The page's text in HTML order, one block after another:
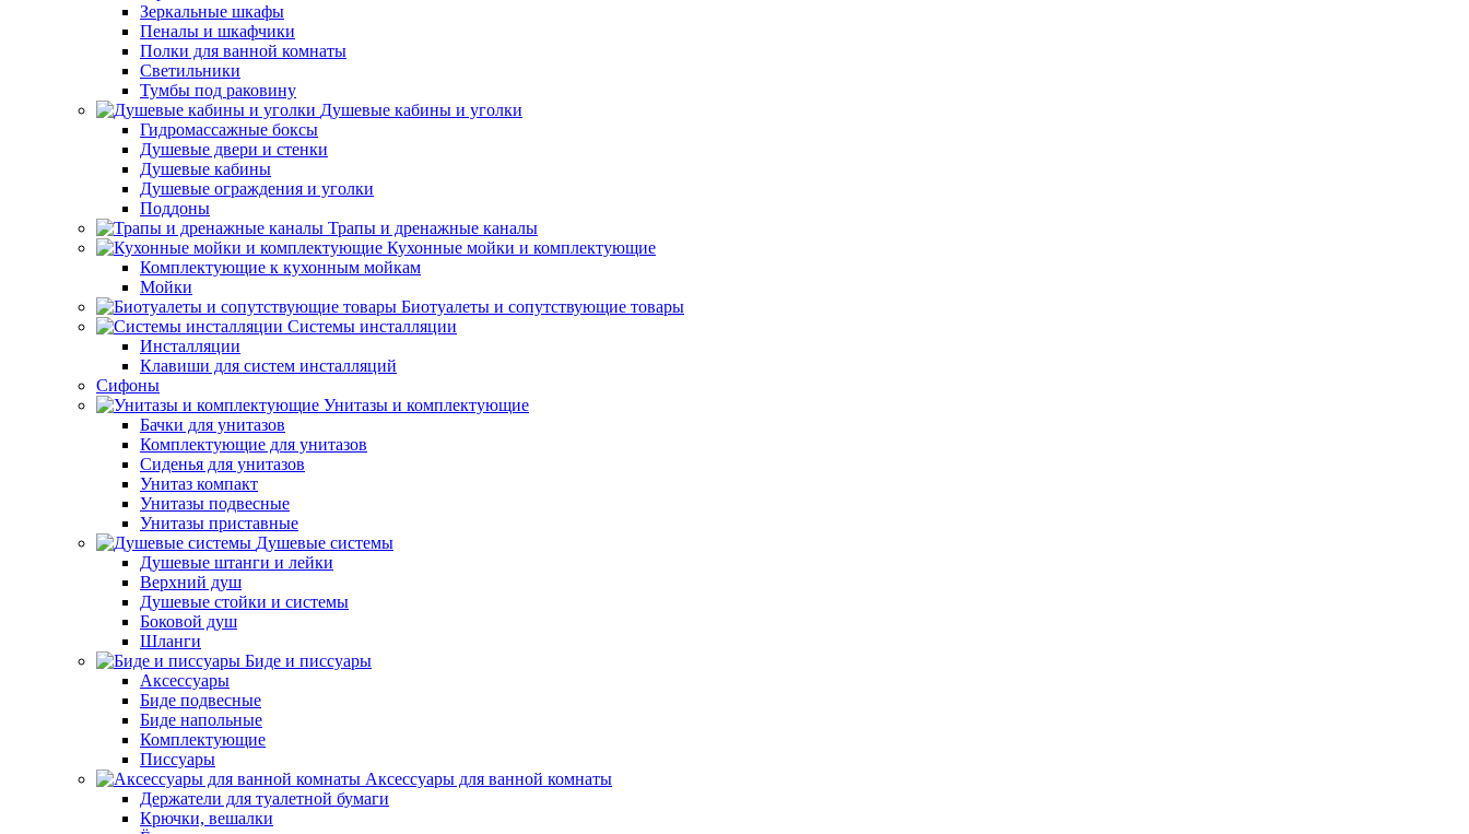
Зеркальные шкафы
Пеналы и шкафчики
Полки для ванной комнаты
Светильники
Тумбы под раковину
Душевые кабины и уголки
Гидромассажные боксы
Душевые двери и стенки
Душевые кабины
Душевые ограждения и уголки
Поддоны
Трапы и дренажные каналы
Кухонные мойки и комплектующие
Комплектующие к кухонным мойкам
Мойки
Биотуалеты и сопутствующие товары
Системы инсталляции
Инсталляции
Клавиши для систем инсталляций
Сифоны
Унитазы и комплектующие
Бачки для унитазов
Комплектующие для унитазов
Сиденья для унитазов
Унитаз компакт
Унитазы подвесные
Унитазы приставные
Душевые системы
Душевые штанги и лейки
Верхний душ
Душевые стойки и системы
Боковой душ
Шланги
Биде и писсуары
Аксессуары
Биде подвесные
Биде напольные
Комплектующие
Писсуары
Аксессуары для ванной комнаты
Держатели для туалетной бумаги
Крючки, вешалки